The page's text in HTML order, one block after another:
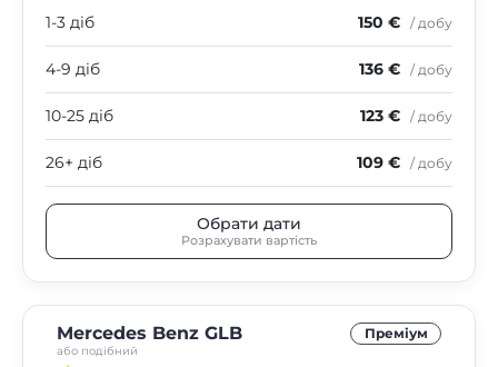
1-3 діб 150 € / добу
4-9 діб 136 € / добу
10-25 діб 123 € / добу
26+ діб 109 € / добу
Обрати дати
Розрахувати вартість
Mercedes Benz GLB
або подібний
Преміум